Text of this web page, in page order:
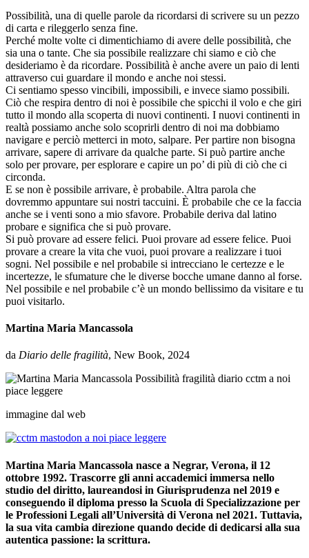
Possibilità, una di quelle parole da ricordarsi di scrivere su un pezzo
di carta e rileggerlo senza fine.
Perché molte volte ci dimentichiamo di avere delle possibilità, che
sia una o tante. Che sia possibile realizzare chi siamo e ciò che
desideriamo è da ricordare. Possibilità è anche avere un paio di lenti
attraverso cui guardare il mondo e anche noi stessi.
Ci sentiamo spesso vincibili, impossibili, e invece siamo possibili.
Ciò che respira dentro di noi è possibile che spicchi il volo e che giri
tutto il mondo alla scoperta di nuovi continenti. I nuovi continenti in
realtà possiamo anche solo scoprirli dentro di noi ma dobbiamo
navigare e perciò metterci in moto, salpare. Per partire non bisogna
arrivare, sapere di arrivare da qualche parte. Si può partire anche
solo per provare, per esplorare e capire un po’ di più di ciò che ci
circonda.
E se non è possibile arrivare, è probabile. Altra parola che
dovremmo appuntare sui nostri taccuini. È probabile che ce la faccia
anche se i venti sono a mio sfavore. Probabile deriva dal latino
probare e significa che si può provare.
Si può provare ad essere felici. Puoi provare ad essere felice. Puoi
provare a creare la vita che vuoi, puoi provare a realizzare i tuoi
sogni. Nel possibile e nel probabile si intrecciano le certezze e le
incertezze, le sfumature che le diverse bocche umane danno al forse.
Nel possibile e nel probabile c’è un mondo bellissimo da visitare e tu
puoi visitarlo.
Martina Maria Mancassola
da Diario delle fragilità, New Book, 2024
immagine dal web
Martina Maria Mancassola nasce a Negrar, Verona, il 12
ottobre 1992. Trascorre gli anni accademici immersa nello
studio del diritto, laureandosi in Giurisprudenza nel 2019 e
conseguendo il diploma presso la Scuola di Specializzazione per
le Professioni Legali all’Università di Verona nel 2021. Tuttavia,
la sua vita cambia direzione quando decide di dedicarsi alla sua
autentica passione: la scrittura.